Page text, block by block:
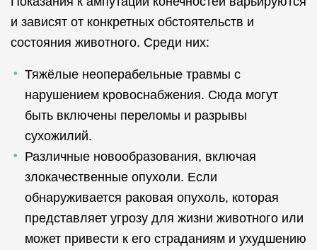
и зависят от конкретных обстоятельств и
состояния животного. Среди них:
Тяжёлые неоперабельные травмы с
нарушением кровоснабжения. Сюда могут
быть включены переломы и разрывы
сухожилий.
Различные новообразования, включая
злокачественные опухоли. Если
обнаруживается раковая опухоль, которая
представляет угрозу для жизни животного или
может привести к его страданиям и ухудшению